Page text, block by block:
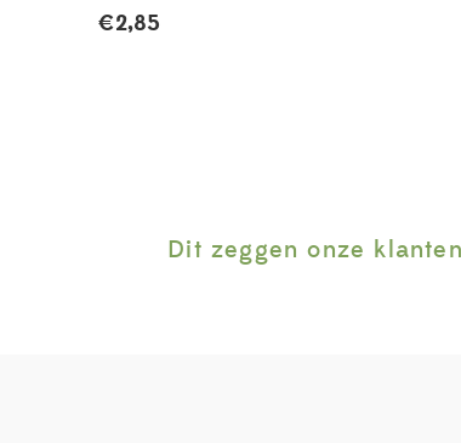
€2,85
Dit zeggen onze klanten